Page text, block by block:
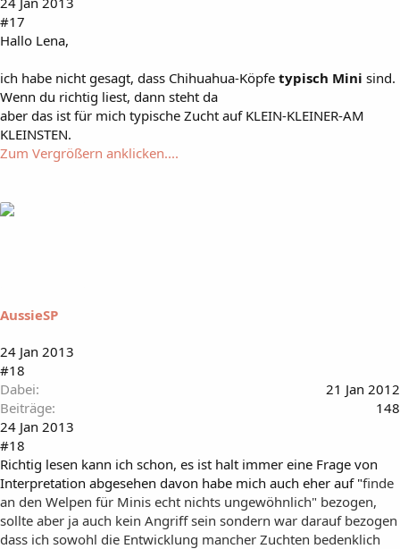
#17
Hallo Lena,
ich habe nicht gesagt, dass Chihuahua-Köpfe typisch Mini sind.
Wenn du richtig liest, dann steht da
aber das ist für mich typische Zucht auf KLEIN-KLEINER-AM
KLEINSTEN.
Zum Vergrößern anklicken....
AussieSP
24 Jan 2013
#18
Dabei
21 Jan 2012
Beiträge
148
24 Jan 2013
#18
Richtig lesen kann ich schon, es ist halt immer eine Frage von
Interpretation abgesehen davon habe mich auch eher auf "finde
an den Welpen für Minis echt nichts ungewöhnlich" bezogen,
sollte aber ja auch kein Angriff sein sondern war darauf bezogen
dass ich sowohl die Entwicklung mancher Zuchten bedenklich